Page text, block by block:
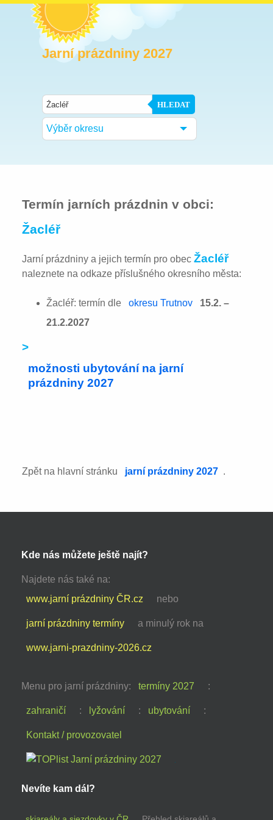
Jarní prázdniny 2027
HLEDAT
Výběr okresu
Termín jarních prázdnin v obci:
Žacléř
Jarní prázdniny a jejich termín pro obecŽacléř
naleznete na odkaze příslušného okresního města:
Žacléř: termín dle okresu Trutnov
15.2. –
21.2.2027
>
možnosti ubytování na jarní
prázdniny 2027
Zpět na hlavní stránku jarní prázdniny 2027 .
Kde nás můžete ještě najít?
Najdete nás také na:
www.jarní prázdniny ČR.cz
nebo
jarní prázdniny termíny a minulý rok na
www.jarni-prazdniny-2026.cz
Menu pro jarní prázdniny: termíny 2027 :
zahraničí : lyžování : ubytování :
Kontakt / provozovatel
Nevíte kam dál?